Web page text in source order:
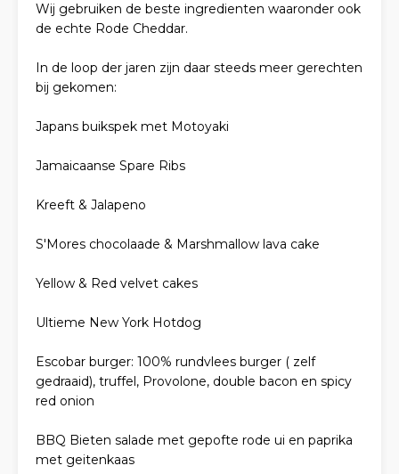
Wij gebruiken de beste ingredienten waaronder ook
de echte Rode Cheddar.
In de loop der jaren zijn daar steeds meer gerechten
bij gekomen:
Japans buikspek met Motoyaki
Jamaicaanse Spare Ribs
Kreeft & Jalapeno
S'Mores chocolaade & Marshmallow lava cake
Yellow & Red velvet cakes
Ultieme New York Hotdog
Escobar burger: 100% rundvlees burger ( zelf
gedraaid), truffel, Provolone, double bacon en spicy
red onion
BBQ Bieten salade met gepofte rode ui en paprika
met geitenkaas